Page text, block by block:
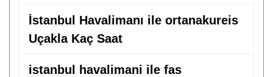
İstanbul Havalimanı ile ortanakureis
Uçakla Kaç Saat
istanbul havalimani ile fas